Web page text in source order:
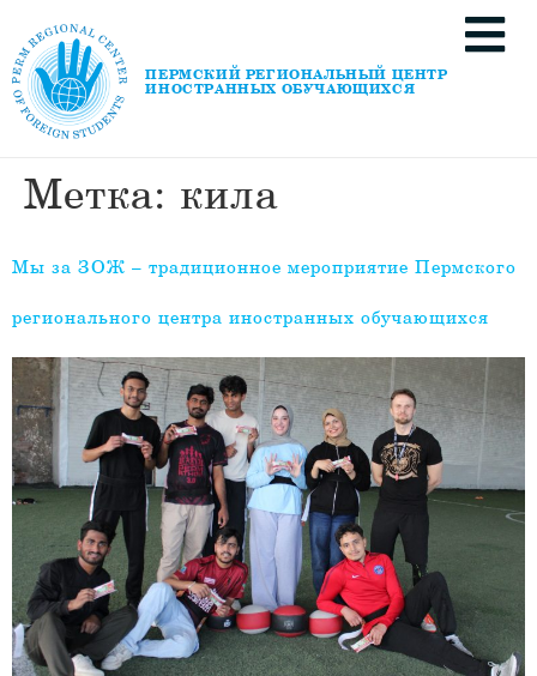
ПЕРМСКИЙ РЕГИОНАЛЬНЫЙ ЦЕНТР
ИНОСТРАННЫХ ОБУЧАЮЩИХСЯ
Метка: кила
Мы за ЗОЖ – традиционное мероприятие Пермского
регионального центра иностранных обучающихся